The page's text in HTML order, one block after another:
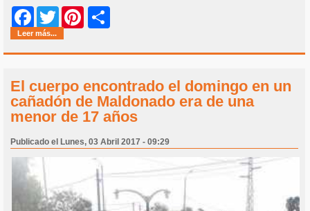
Facebook
Twitter Pinterest
Leer más...
El cuerpo encontrado el domingo en un
cañadón de Maldonado era de una
menor de 17 años
Publicado el Lunes, 03 Abril 2017 - 09:29